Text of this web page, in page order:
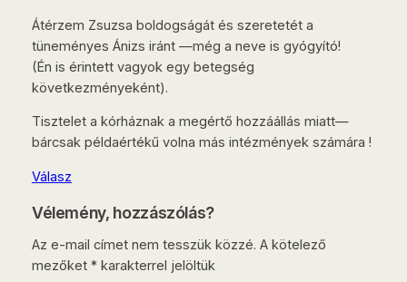
Átérzem Zsuzsa boldogságát és szeretetét a
tüneményes Ánizs iránt —még a neve is gyógyító!
(Én is érintett vagyok egy betegség
következményeként).
Tisztelet a kórháznak a megértő hozzáállás miatt—
bárcsak példaértékű volna más intézmények számára !
Válasz
Vélemény, hozzászólás?
Az e-mail címet nem tesszük közzé. A kötelező
mezőket *karakterrel jelöltük